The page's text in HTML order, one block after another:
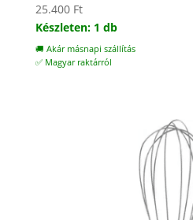
25.400 Ft
Készleten: 1 db
🚚 Akár másnapi szállítás
✅ Magyar raktárról